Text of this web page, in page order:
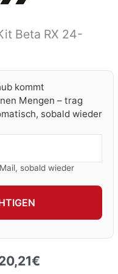
Beta RX 24-
kommt
Mengen – trag
sobald wieder
sobald wieder
€